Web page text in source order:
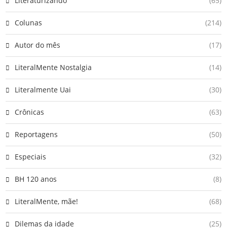
Colunas (214)
Autor do mês (17)
LiteralMente Nostalgia (14)
Literalmente Uai (30)
Crônicas (63)
Reportagens (50)
Especiais (32)
BH 120 anos (8)
LiteralMente, mãe! (68)
Dilemas da idade (25)